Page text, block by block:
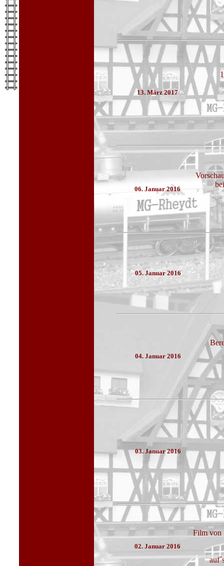
13. März 2017
06. Januar 2016
05. Januar 2016
04. Januar 2016
03. Januar 2016
02. Januar 2016
Film von